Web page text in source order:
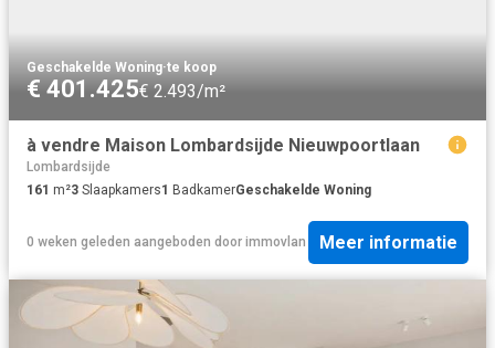
Geschakelde Woning·te koop
€ 401.425€ 2.493/m²
à vendre Maison Lombardsijde Nieuwpoortlaan
Lombardsijde
161 m²3 Slaapkamers1 BadkamerGeschakelde Woning
0 weken geleden aangeboden door immovlan Meer informatie